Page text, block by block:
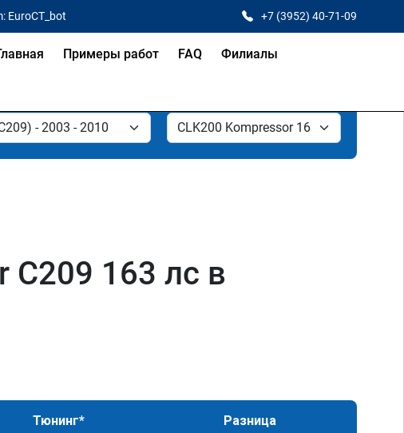
EuroCT_bot +7 (3952) 40-71-09
Примеры работ FAQ Филиалы
C209 163 лс в
Тюнинг* Разница